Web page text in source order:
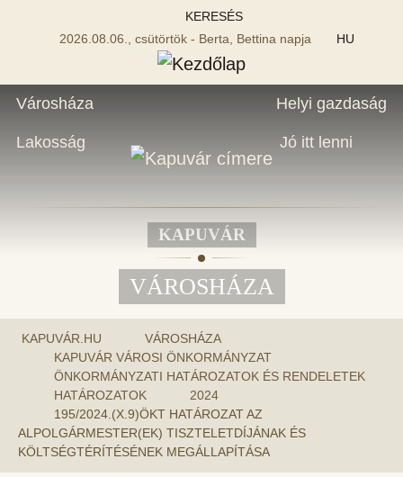
KERESÉS
2026.08.06., csütörtök - Berta, Bettina napja
HU
Városháza
Lakosság
Helyi gazdaság
Jó itt lenni
KAPUVÁR
VÁROSHÁZA
KAPUVÁR.HU
VÁROSHÁZA
KAPUVÁR VÁROSI ÖNKORMÁNYZAT
ÖNKORMÁNYZATI HATÁROZATOK ÉS RENDELETEK
HATÁROZATOK
2024
195/2024.(X.9)ÖKT HATÁROZAT AZ
ALPOLGÁRMESTER(EK) TISZTELETDÍJÁNAK ÉS
KÖLTSÉGTÉRÍTÉSÉNEK MEGÁLLAPÍTÁSA